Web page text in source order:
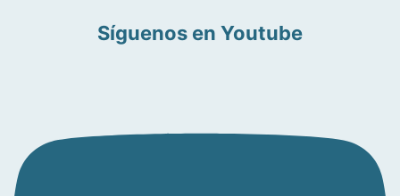
Síguenos en Youtube